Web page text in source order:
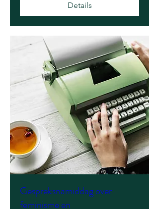
Details
Gespreksnamiddag over
feminisme en